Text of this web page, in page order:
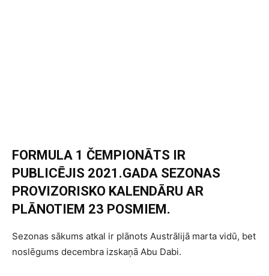
FORMULA 1 ČEMPIONĀTS IR
PUBLICĒJIS 2021.GADA SEZONAS
PROVIZORISKO KALENDĀRU AR
PLĀNOTIEM 23 POSMIEM.
Sezonas sākums atkal ir plānots Austrālijā marta vidū, bet
noslēgums decembra izskaņā Abu Dabi.